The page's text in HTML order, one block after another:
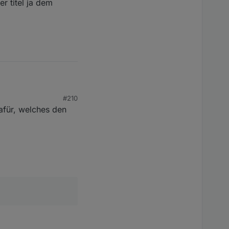
einträge
titel ja dem
#210
welches den